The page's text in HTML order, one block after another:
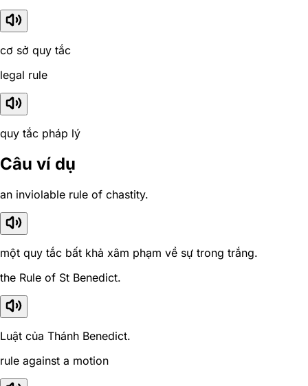
cơ sở quy tắc
legal rule
quy tắc pháp lý
Câu ví dụ
an inviolable rule of chastity.
một quy tắc bất khả xâm phạm về sự trong trắng.
the Rule of St Benedict.
Luật của Thánh Benedict.
rule against a motion